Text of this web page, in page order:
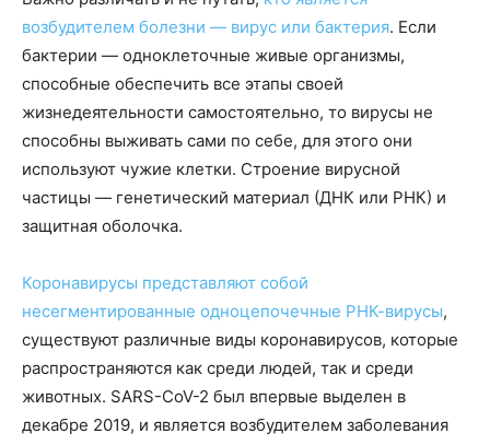
возбудителем болезни — вирус или бактерия. Если
бактерии — одноклеточные живые организмы,
способные обеспечить все этапы своей
жизнедеятельности самостоятельно, то вирусы не
способны выживать сами по себе, для этого они
используют чужие клетки. Строение вирусной
частицы — генетический материал (ДНК или РНК) и
защитная оболочка.
Коронавирусы представляют собой
несегментированные одноцепочечные РНК-вирусы,
существуют различные виды коронавирусов, которые
распространяются как среди людей, так и среди
животных. SARS-CoV-2 был впервые выделен в
декабре 2019, и является возбудителем заболевания